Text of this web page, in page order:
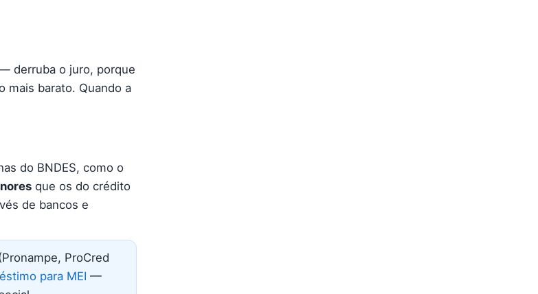
derruba o juro, porque
mais barato. Quando a
do BNDES, como o
que os do crédito
de bancos e
ProCred
para MEI —